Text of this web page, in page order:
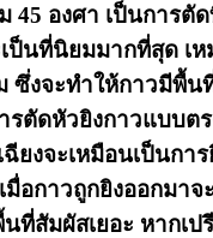
45 องศา เป็นการตั
ป็นที่นิยมมากที่สุด เห
ซึ่งจะทำให้กาวมีพื้น
รตัดหัวยิงกาวแบบตร
ยงจะเหมือนเป็นกา
มื่อกาวถูกยิงออกมา
ที่สัมผัสเยอะ หากเป